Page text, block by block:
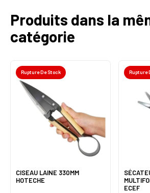
Produits dans la
catégorie
Rupture De Stock
CISEAU LAINE 330MM
HOTECHE
Rupture
ECEF